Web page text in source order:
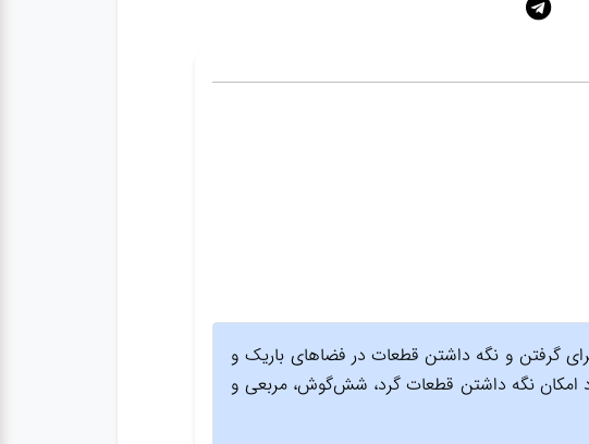
کاربردی برای گرفتن و نگه داشتن قطعات در فضاهای باریک و
نگه داشتن قطعات گرد، شش‌گوش، مربعی و